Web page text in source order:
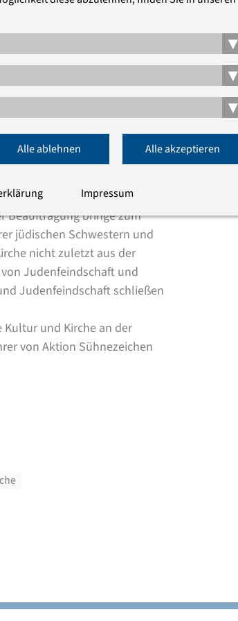
gegen Antisemitismus“ der
am 18. Oktober in das
Ausmaß antisemitischer
Heinrich Bedford-Strohm.
des Staates, sondern jedes
Kirchen. „Antisemitismus
Beauftragung bringe zum
jüdischen Schwestern und
nicht zuletzt aus der
Judenfeindschaft und
Judenfeindschaft schließen
und Kirche an der
von Aktion Sühnezeichen
▾
▾
▾
Alle ablehnen Alle akzeptieren
Impressum